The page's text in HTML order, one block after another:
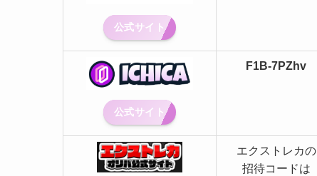
公式サイト
公式サイト
F1B-7PZhv
エクストレカの
招待コードは